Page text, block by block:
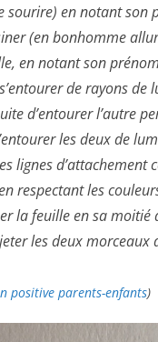
sourire) en notant
(en bonhomme
en notant son
de rayons de
d’entourer l’autre
les deux de
lignes d’attachement
respectant les
la feuille en sa
les deux
positive parents-enfants)